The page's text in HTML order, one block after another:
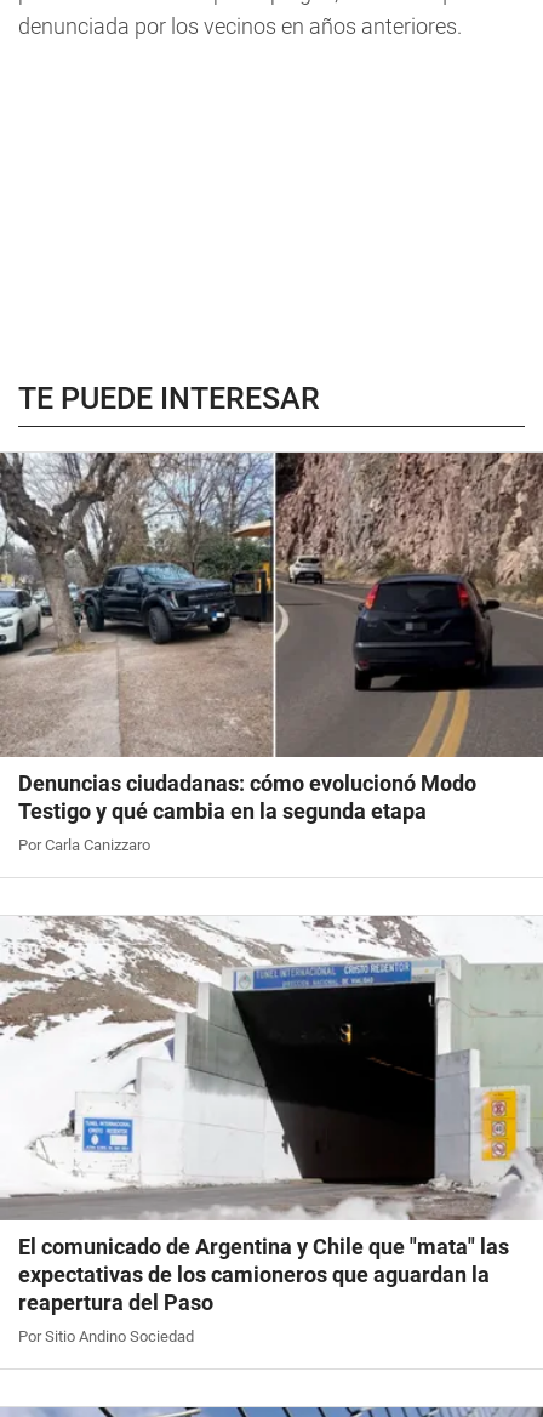
denunciada por los vecinos en años anteriores.
TE PUEDE INTERESAR
Denuncias ciudadanas: cómo evolucionó Modo
Testigo y qué cambia en la segunda etapa
Por Carla Canizzaro
El comunicado de Argentina y Chile que "mata" las
expectativas de los camioneros que aguardan la
reapertura del Paso
Por Sitio Andino Sociedad